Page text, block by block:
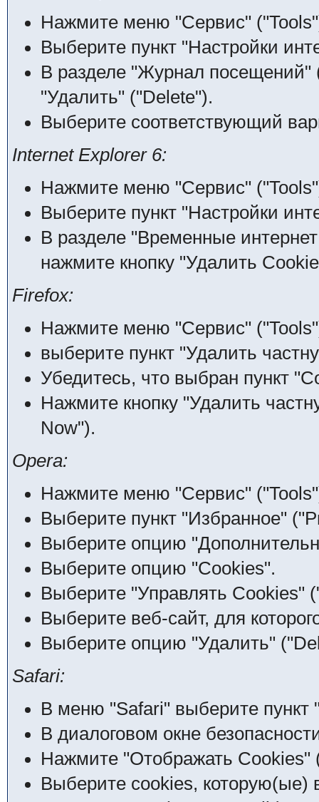
Нажмите меню "Сервис"
Выберите пункт "Настройки
В разделе "Журнал посещений"
"Удалить" ("Delete").
Выберите соответствующий
Internet Explorer 6:
Нажмите меню "Сервис"
Выберите пункт "Настройки
В разделе "Временные
нажмите кнопку "Удалить
Firefox:
Нажмите меню "Сервис"
выберите пункт "Удалить
Убедитесь, что выбран пункт
Нажмите кнопку "Удалить
Now").
Opera:
Нажмите меню "Сервис"
Выберите пункт "Избранное"
Выберите опцию
Выберите опцию "Cookies".
Выберите "Управлять Cookies"
Выберите веб-сайт, для
Выберите опцию "Удалить"
Safari:
В меню "Safari" выберите пункт
В диалоговом окне
Нажмите "Отображать Cookies"
Выберите cookies, которую(ые)